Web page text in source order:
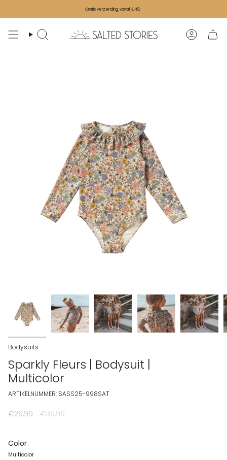
Gratis verzending, vanaf €49,-
Zoeken Account
Bodysuits
Sparkly Fleurs | Bodysuit |
Multicolor
ARTIKELNUMMER: SASS25-998SAT
€29,99 Normale prijs
€39,99
Color
Multicolor